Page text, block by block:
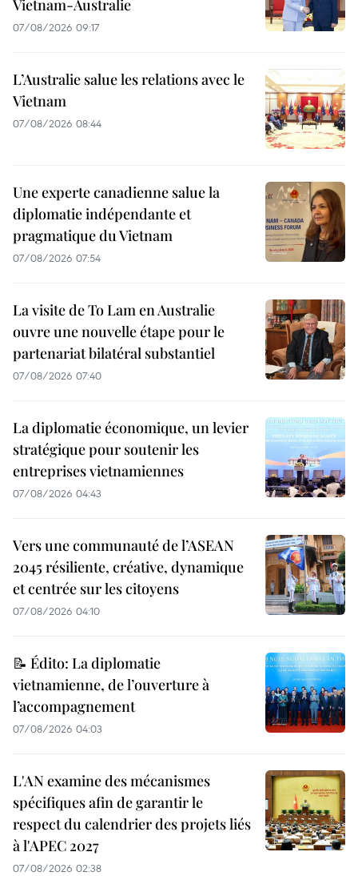
Vietnam-Australie
07/08/2026 09:17
L’Australie salue les relations avec le
Vietnam
07/08/2026 08:44
Une experte canadienne salue la
diplomatie indépendante et
pragmatique du Vietnam
07/08/2026 07:54
La visite de To Lam en Australie
ouvre une nouvelle étape pour le
partenariat bilatéral substantiel
07/08/2026 07:40
La diplomatie économique, un levier
stratégique pour soutenir les
entreprises vietnamiennes
07/08/2026 04:43
Vers une communauté de l’ASEAN
2045 résiliente, créative, dynamique
et centrée sur les citoyens
07/08/2026 04:10
📝 Édito: La diplomatie
vietnamienne, de l’ouverture à
l’accompagnement
07/08/2026 04:03
L'AN examine des mécanismes
spécifiques afin de garantir le
respect du calendrier des projets liés
à l'APEC 2027
07/08/2026 02:38